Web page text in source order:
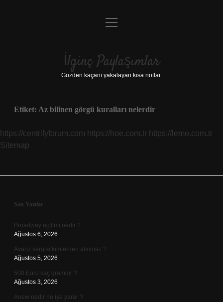
Anasayfa
Yasal Uyarı
menüyü
İlginç Paylaşımlar
Gözden kaçanı yakalayan kısa notlar.
Etiket: Az bilinen görgü kuralları nelerdir
https://centrifyforum.com https://hoe.com.tr https://lemo.com.tr
Sitemap
Sidebar
Son Yazılar
Broadway açılımı nedir ?
Ağustos 6, 2026
Avarız vergisi kimlerden alınmaz ?
Ağustos 5, 2026
500 Euro kaç gramdır ?
Ağustos 3, 2026
Anew nedir ne işe yarar ?